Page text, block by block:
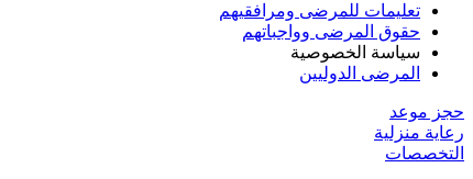
تعليمات للمرضى ومرافقيهم
حقوق المرضى وواجباتهم
سياسة الخصوصية
المرضى الدوليين
حجز موعد
رعاية منزلية
التخصصات